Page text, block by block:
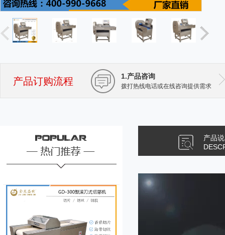
产品订购流程 1.产品咨询
拨打热线电话或在线咨询提供需求
JL-660型果脯切丁机
产品